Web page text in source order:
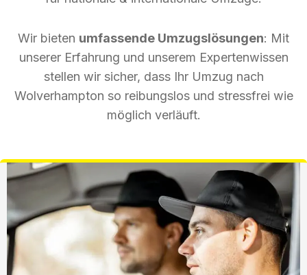
Wir bieten umfassende Umzugslösungen: Mit
unserer Erfahrung und unserem Expertenwissen
stellen wir sicher, dass Ihr Umzug nach
Wolverhampton so reibungslos und stressfrei wie
möglich verläuft.